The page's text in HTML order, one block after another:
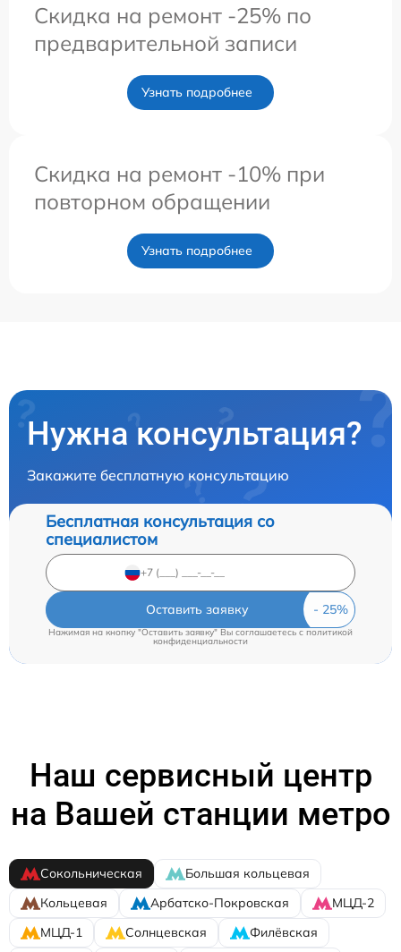
Скидка на ремонт -25% по
предварительной записи
Узнать подробнее
Скидка на ремонт -10% при
повторном обращении
Узнать подробнее
Нужна консультация?
Закажите бесплатную консультацию
Бесплатная консультация со
специалистом
Оставить заявку
Нажимая на кнопку "Оставить заявку" Вы соглашаетесь cполитикой
конфиденциальности
Наш сервисный центр
на Вашей станции метро
Сокольническая
Большая кольцевая
Кольцевая
Арбатско-Покровская
МЦД-2
МЦД-1
Солнцевская
Филёвская